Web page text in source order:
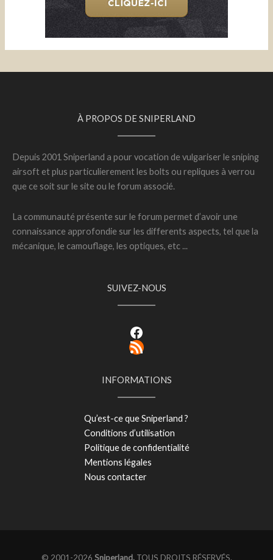
À PROPOS DE SNIPERLAND
Depuis 2001 Sniperland a pour vocation de vulgariser le sniping
airsoft et plus particulierement les bolts ou repliques à verrou
que ce soit sur le site ou le forum associé.
La communauté présente sur le forum permet d’avoir une
connaissance approfondie sur les differents aspects, tel que la
mécanique, le camouflage, les optiques, etc ...
SUIVEZ-NOUS
Facebook
RSS Feed
INFORMATIONS
Qu’est-ce que Sniperland ?
Conditions d’utilisation
Politique de confidentialité
Mentions légales
Nous contacter
© 2001-2026 Sniperland.TOUS DROITS RÉSERVÉS.